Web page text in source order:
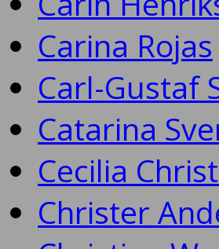
Carina Rojas
Carl-Gustaf
Catarina
Cecilia
Christer